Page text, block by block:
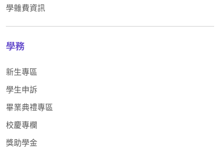
學雜費資訊
學務
新生專區
學生申訴
畢業典禮專區
校慶專欄
獎助學金